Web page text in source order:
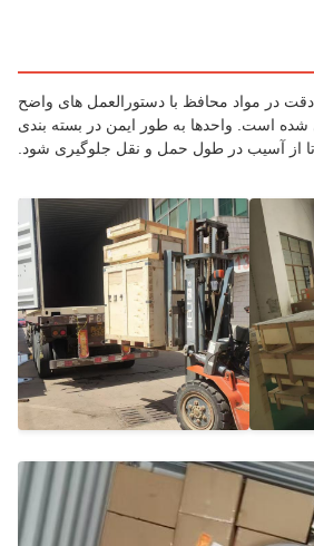
مواد محافظ با دستورالعمل های واضح
واحدها به طور ایمن در بسته بندی
آسیب در طول حمل و نقل جلوگیری شود.